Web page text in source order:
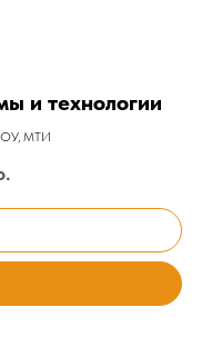
и технологии
МТИ